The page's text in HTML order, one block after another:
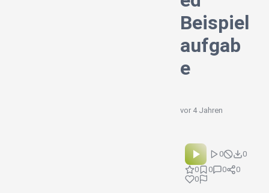
Beispiel
aufgab
e
vor 4 Jahren
0
0
0
0 0
0
0